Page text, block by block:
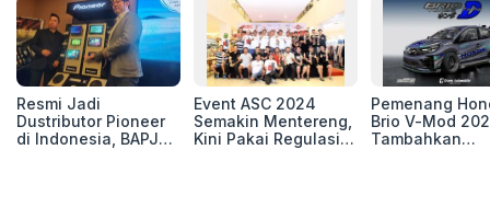
Resmi Jadi
Dustributor Pioneer
di Indonesia, BAPJ
Event ASC 2024
Semakin Mentereng,
Kini Pakai Regulasi
Pemenang
Brio V-Mod
Tambahkan